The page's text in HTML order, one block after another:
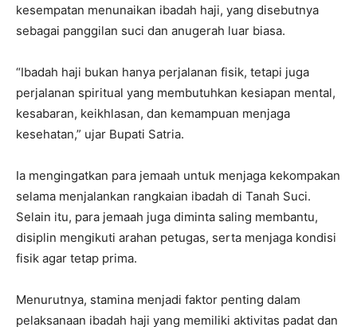
kesempatan menunaikan ibadah haji, yang disebutnya
sebagai panggilan suci dan anugerah luar biasa.
“Ibadah haji bukan hanya perjalanan fisik, tetapi juga
perjalanan spiritual yang membutuhkan kesiapan mental,
kesabaran, keikhlasan, dan kemampuan menjaga
kesehatan,” ujar Bupati Satria.
Ia mengingatkan para jemaah untuk menjaga kekompakan
selama menjalankan rangkaian ibadah di Tanah Suci.
Selain itu, para jemaah juga diminta saling membantu,
disiplin mengikuti arahan petugas, serta menjaga kondisi
fisik agar tetap prima.
Menurutnya, stamina menjadi faktor penting dalam
pelaksanaan ibadah haji yang memiliki aktivitas padat dan